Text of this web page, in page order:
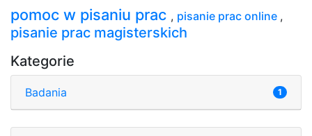
pomoc w pisaniu prac , pisanie prac online ,
pisanie prac magisterskich
Kategorie
Badania 1